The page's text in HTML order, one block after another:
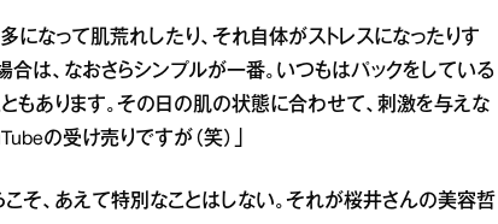
になって肌荒れしたり、それ自体がストレスになったりす
は、なおさらシンプルが一番。いつもはパックをしている
もあります。その日の肌の状態に合わせて、刺激を与えな
の受け売りですが（笑）」
そ、あえて特別なことはしない。それが桜井さんの美容哲